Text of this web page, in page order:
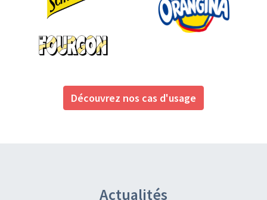
Découvrez nos cas d'usage
Actualités